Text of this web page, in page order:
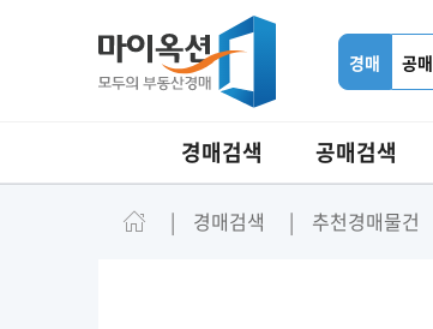
경매 공매
경매검색 공매검색
경매검색 추천경매물건